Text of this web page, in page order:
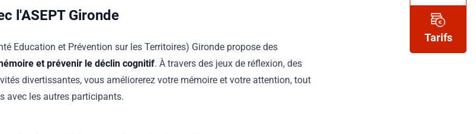
l'ASEPT Gironde
Education et Prévention sur les Territoires) Gironde propose des
et prévenir le déclin cognitif. À travers des jeux de réflexion, des
divertissantes, vous améliorerez votre mémoire et votre attention, tout
avec les autres participants.
Tarifs